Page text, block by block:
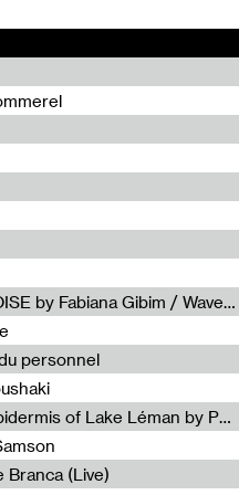
Radia Show #1113 : FOSSIL///NOISE by Fabiana Gibim / Wave Farm
personnel
Radia Show #1112 : The Sonic Epidermis of Lake Léman by Paul Courlet / Guest Slot
Branca (Live)